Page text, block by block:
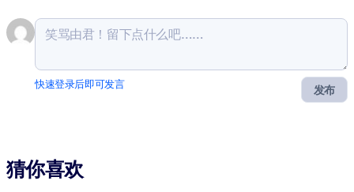
发布
快速登录后即可发言
猜你喜欢